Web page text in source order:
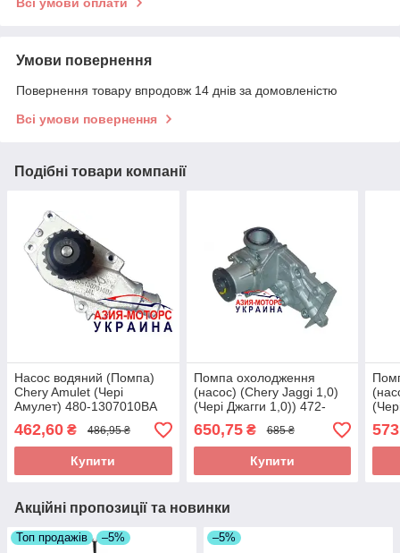
Умови повернення
Повернення товару впродовж 14 днів за домовленістю
Всі умови повернення
Подібні товари компанії
Насос водяний (Помпа)
Chery Amulet (Чері
Амулет) 480-1307010BA
462,60 ₴ 486,95 ₴
Купити
Помпа охолодження
(насос) (Chery Jaggi 1,0)
(Чері Джагги 1,0)) 472-
1307010 (Склад ASM-
UKR)
650,75₴ 685 ₴
Купити
Акційні пропозиції та новинки
Топ продажів –5% –5%